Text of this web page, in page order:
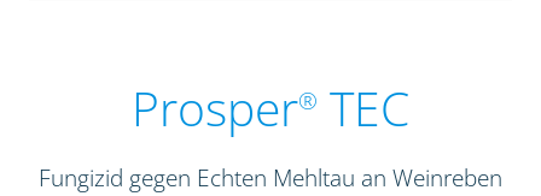
Prosper® TEC
Fungizid gegen Echten Mehltau an Weinreben